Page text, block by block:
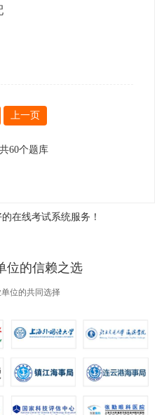
上一页
60个题库
在线考试系统服务！
位的信赖之选
位的共同选择